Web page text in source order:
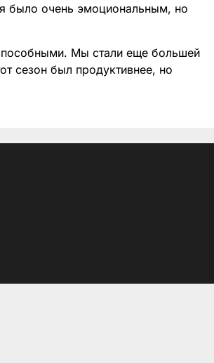
было очень эмоциональным, но
Мы стали еще большей
сезон был продуктивнее, но